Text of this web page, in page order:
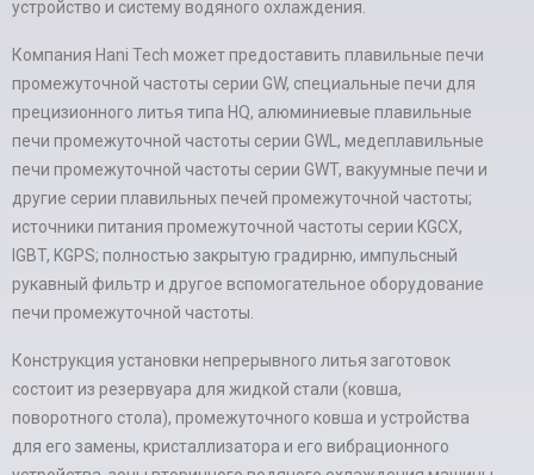
устройство и систему водяного охлаждения.
Компания Hani Tech может предоставить плавильные печи
промежуточной частоты серии GW, специальные печи для
прецизионного литья типа HQ, алюминиевые плавильные
печи промежуточной частоты серии GWL, медеплавильные
печи промежуточной частоты серии GWT, вакуумные печи и
другие серии плавильных печей промежуточной частоты;
источники питания промежуточной частоты серии KGCX,
IGBT, KGPS; полностью закрытую градирню, импульсный
рукавный фильтр и другое вспомогательное оборудование
печи промежуточной частоты.
Конструкция установки непрерывного литья заготовок
состоит из резервуара для жидкой стали (ковша,
поворотного стола), промежуточного ковша и устройства
для его замены, кристаллизатора и его вибрационного